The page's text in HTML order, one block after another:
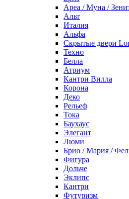
Ареа / Муна /
Альт
Италия
Альфа
Скрытые двери
Техно
Белла
Атриум
Кантри Вилла
Корона
Деко
Рельеф
Тока
Баухаус
Элегант
Люми
Брио / Мария /
Фигура
Дольче
Эклипс
Кантри
Футуризм